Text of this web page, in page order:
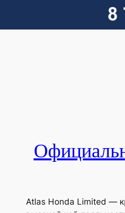
Atlas Honda Limited —